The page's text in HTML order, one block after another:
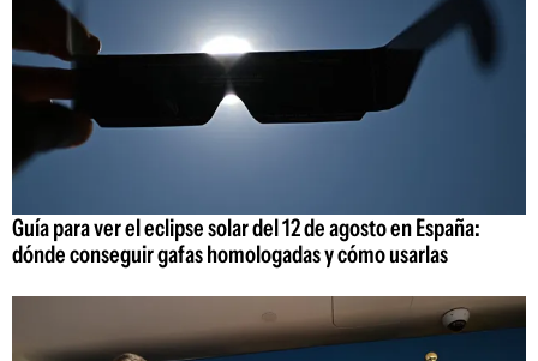
Guía para ver el eclipse solar del 12 de agosto en España:
dónde conseguir gafas homologadas y cómo usarlas